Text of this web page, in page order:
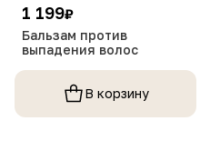
1 199₽
Бальзам против
выпадения волос
В корзину